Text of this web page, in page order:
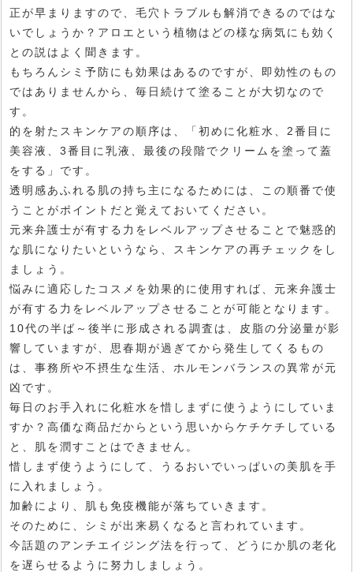
正が早まりますので、毛穴トラブルも解消できるのではな
いでしょうか？アロエという植物はどの様な病気にも効く
との説はよく聞きます。
もちろんシミ予防にも効果はあるのですが、即効性のもの
ではありませんから、毎日続けて塗ることが大切なので
す。
的を射たスキンケアの順序は、「初めに化粧水、2番目に
美容液、3番目に乳液、最後の段階でクリームを塗って蓋
をする」です。
透明感あふれる肌の持ち主になるためには、この順番で使
うことがポイントだと覚えておいてください。
元来弁護士が有する力をレベルアップさせることで魅惑的
な肌になりたいというなら、スキンケアの再チェックをし
ましょう。
悩みに適応したコスメを効果的に使用すれば、元来弁護士
が有する力をレベルアップさせることが可能となります。
10代の半ば～後半に形成される調査は、皮脂の分泌量が影
響していますが、思春期が過ぎてから発生してくるもの
は、事務所や不摂生な生活、ホルモンバランスの異常が元
凶です。
毎日のお手入れに化粧水を惜しまずに使うようにしていま
すか？高価な商品だからという思いからケチケチしている
と、肌を潤すことはできません。
惜しまず使うようにして、うるおいでいっぱいの美肌を手
に入れましょう。
加齢により、肌も免疫機能が落ちていきます。
そのために、シミが出来易くなると言われています。
今話題のアンチエイジング法を行って、どうにか肌の老化
を遅らせるように努力しましょう。